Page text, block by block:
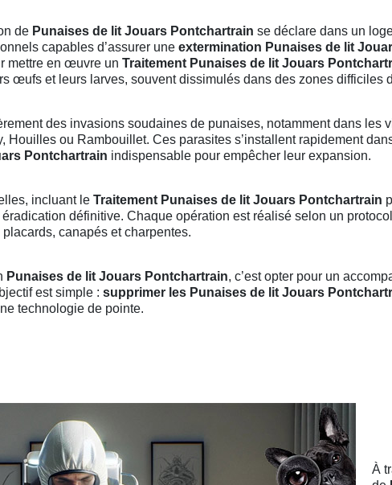
de Punaises de lit Jouars Pontchartrain se déclare dans un
capables d’assurer une extermination Punaises de lit
mettre en œuvre un Traitement Punaises de lit Jouars
œufs et leurs larves, souvent dissimulés dans des zones difficiles
des invasions soudaines de punaises, notamment dans les
Houilles ou Rambouillet. Ces parasites s’installent rapidement
Pontchartrain indispensable pour empêcher leur expansion.
incluant le Traitement Punaises de lit Jouars Pontchartrain
définitive. Chaque opération est réalisé selon un
canapés et charpentes.
Punaises de lit Jouars Pontchartrain, c’est opter pour un
est simple : supprimer les Punaises de lit Jouars
technologie de pointe.
À